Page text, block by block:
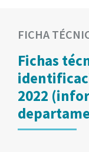
FICHA
Fichas
2022